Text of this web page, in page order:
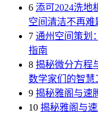
6 添可2024洗地
空间清洁不再难
7 通州空间策划
指南
8 揭秘微分方程
数学家们的智慧
9 揭秘雅阁与速
10 揭秘雅阁与